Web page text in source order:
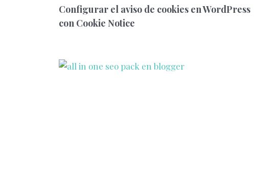
Configurar el aviso de cookies en WordPress
con Cookie Notice